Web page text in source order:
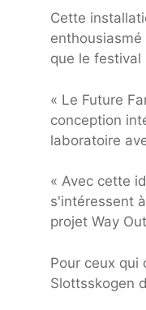
Cette
que le festival
« Le Future
conception
laboratoire
« Avec cette
s'intéressent
projet Way
Pour ceux qui
Slottsskogen